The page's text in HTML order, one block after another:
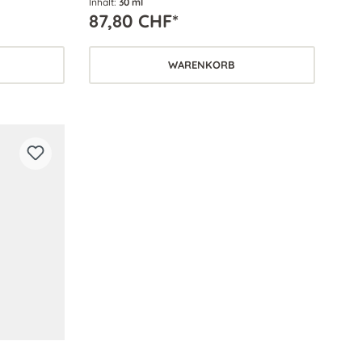
87,80 CHF*
WARENKORB